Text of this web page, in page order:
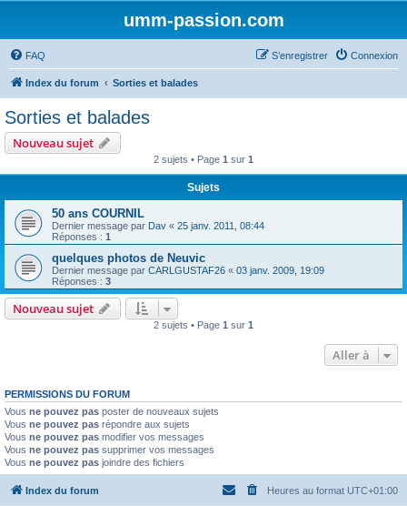
umm-passion.com
FAQ Connexion
S’enregistrer
Index du forum Sorties et balades
Sorties et balades
Nouveau sujet
2 sujets • Page 1 sur 1
Sujets
50 ans COURNIL
Dernier message par Dav « 25 janv. 2011, 08:44
Réponses : 1
quelques photos de Neuvic
Dernier message par CARLGUSTAF26 « 03 janv. 2009, 19:09
Réponses : 3
Nouveau sujet
2 sujets • Page 1 sur 1
Aller à
PERMISSIONS DU FORUM
Vous ne pouvez pas poster de nouveaux sujets
Vous ne pouvez pas répondre aux sujets
Vous ne pouvez pas modifier vos messages
Vous ne pouvez pas supprimer vos messages
Vous ne pouvez pas joindre des fichiers
Index du forum Heures au format UTC+01:00